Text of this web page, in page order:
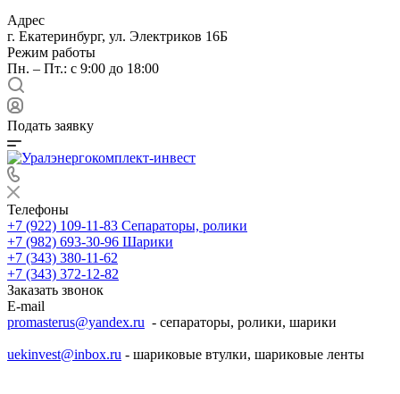
Адрес
г. Екатеринбург, ул. Электриков 16Б
Режим работы
Пн. – Пт.: с 9:00 до 18:00
Подать заявку
Телефоны
+7 (922) 109-11-83 Сепараторы, ролики
+7 (982) 693-30-96 Шарики
+7 (343) 380-11-62
+7 (343) 372-12-82
Заказать звонок
E-mail
promasterus@yandex.ru - сепараторы, ролики, шарики
uekinvest@inbox.ru - шариковые втулки, шариковые ленты